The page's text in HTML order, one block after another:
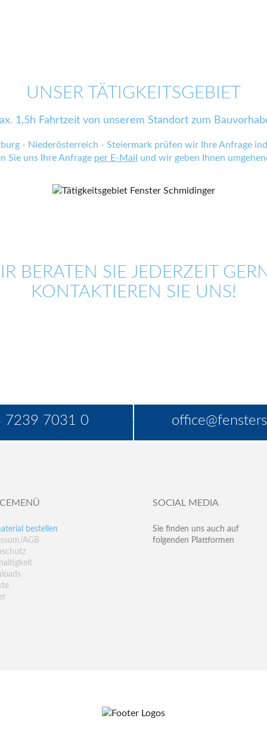
UNSER TÄTIGKEITSGEBIET
1,5h Fahrtzeit von unserem Standort zum
- Niederösterreich - Steiermark prüfen wir Ihre Anfrage
Sie uns Ihre Anfrage per E-Mail und wir geben Ihnen
BERATEN SIE JEDERZEIT
KONTAKTIEREN SIE UNS!
7239 7031 0
bestellen
AGB
SOCIAL MEDIA
Sie finden uns auch auf
folgenden Plattformen